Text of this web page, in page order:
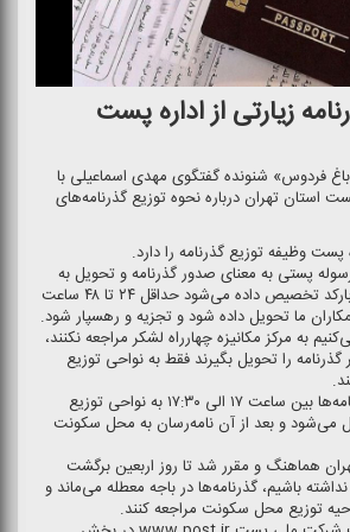
زیارتی از اداره پست
فردوس» شنونده گفتگوی مهدی اسماعیلی با
استان تهران درباره نحوه توزیع گذرنامه‌های
وظیفه توزیع گذرنامه را دارد.
پستی به معنای صدور گذرنامه و تحویل به
پست نیست، زمانی كه باركد تخصیص داده می‌شود حداقل ۲۴ تا ۴۸ ساعت
ما تحویل داده شود و تجزیه و رهسپار شود.
به مركز مكانیزه چهارراه لشكر مراجعه نكنند،
گذرنامه را تحویل بگیرند فقط به نواحی توزیع
در تهران همه روزه گذرنامه‌ها بین ساعت ۱۷ الی ۱۷:۳۰ به نواحی توزیع
می‌شود و بعد از آن نامه‌رسان به محل سكونت
هماهنگ و مقرر شد تا روز اربعین برگشت
نداشته باشیم، گذرنامه‌ها در باجه معطله می‌ماند و
توزیع محل سكونت مراجعه كنند.